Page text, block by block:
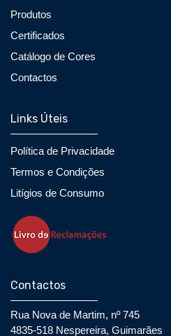
Produtos
Certificados
Catálogo de Cores
Contactos
Links Úteis
Política de Privacidade
Termos e Condições
Litígios de Consumo
Contactos
Rua Nova de Martim, nº 745
4835-518 Nespereira, Guimarães